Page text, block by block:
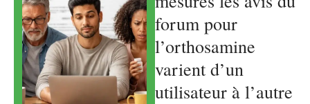
forum pour
l’orthosamine
varient d’un
utilisateur à l’autre